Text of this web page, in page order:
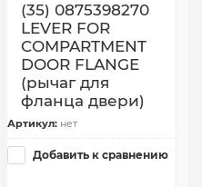
(35) 0875398270
LEVER FOR
COMPARTMENT
DOOR FLANGE
(рычаг для
фланца двери)
Артикул: нет
Добавить к сравнению